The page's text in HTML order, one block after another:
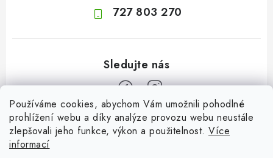
Používáme cookies, abychom Vám umožnili pohodlné
prohlížení webu a díky analýze provozu webu neustále
zlepšovali jeho funkce, výkon a použitelnost. Více
informací
727 803 270
Novinky